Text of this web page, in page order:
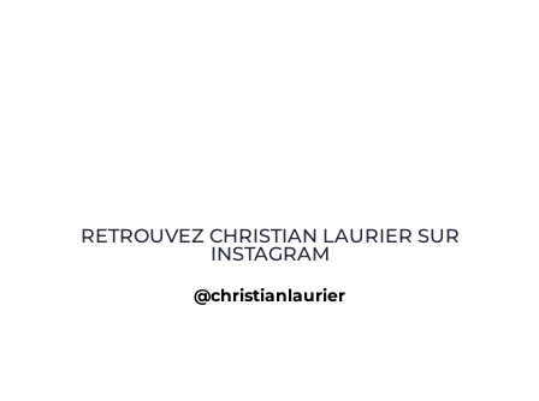
RETROUVEZ CHRISTIAN LAURIER SUR
INSTAGRAM
@christianlaurier